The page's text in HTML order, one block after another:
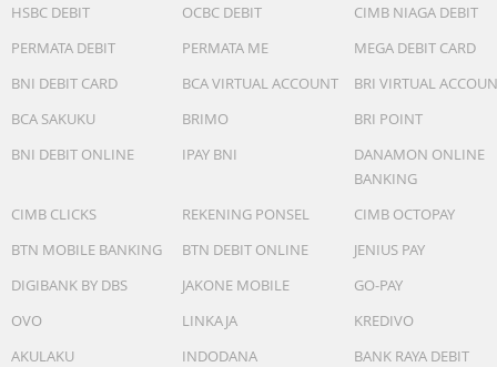
HSBC DEBIT
OCBC DEBIT
CIMB NIAGA DEBIT
PERMATA DEBIT
PERMATA ME
MEGA DEBIT CARD
BNI DEBIT CARD
BCA VIRTUAL ACCOUNT
BRI VIRTUAL
BCA SAKUKU
BRIMO
BRI POINT
BNI DEBIT ONLINE
IPAY BNI
DANAMON ONLINE
BANKING
CIMB CLICKS
REKENING PONSEL
CIMB OCTOPAY
BTN MOBILE BANKING
BTN DEBIT ONLINE
JENIUS PAY
DIGIBANK BY DBS
JAKONE MOBILE
GO-PAY
OVO
LINKAJA
KREDIVO
AKULAKU
INDODANA BANK RAYA DEBIT